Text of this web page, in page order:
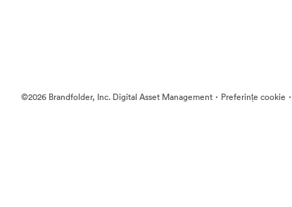
©2026 Brandfolder, Inc. Digital Asset Management · Preferințe cookie ·